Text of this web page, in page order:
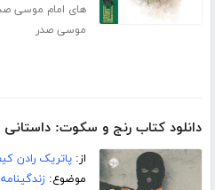
های امام موسی
موسی صدر
دانلود کتاب رنج و سکوت: داستانی
از:پاتریک رادن
موضوع:زندگینامه